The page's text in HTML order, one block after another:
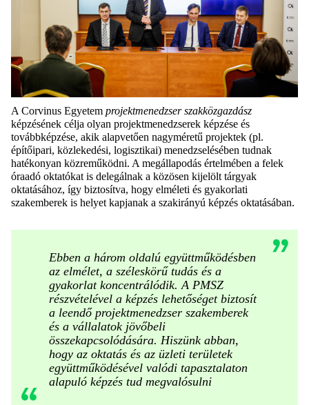
A Corvinus Egyetem projektmenedzser szakközgazdász
képzésének célja olyan projektmenedzserek képzése és
továbbképzése, akik alapvetően nagyméretű projektek (pl.
építőipari, közlekedési, logisztikai) menedzselésében tudnak
hatékonyan közreműködni. A megállapodás értelmében a felek
óraadó oktatókat is delegálnak a közösen kijelölt tárgyak
oktatásához, így biztosítva, hogy elméleti és gyakorlati
szakemberek is helyet kapjanak a szakirányú képzés oktatásában.
Ebben a három oldalú együttműködésben
az elmélet, a széleskörű tudás és a
gyakorlat koncentrálódik. A PMSZ
részvételével a képzés lehetőséget biztosít
a leendő projektmenedzser szakemberek
és a vállalatok jövőbeli
összekapcsolódására. Hiszünk abban,
hogy az oktatás és az üzleti területek
együttműködésével valódi tapasztalaton
alapuló képzés tud megvalósulni